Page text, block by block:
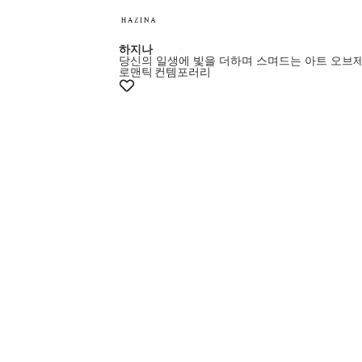
하지나
당신의 일생에 빛을 더하며 스며드는 아트 오브
로맨틱 컨템포러리